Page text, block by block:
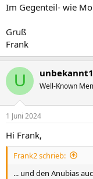
Im Gegenteil- wie
Gruß
Frank
U Well-Known
1 Juni 2024
Hi Frank,
Frank2 schrieb:
... und den Anubias